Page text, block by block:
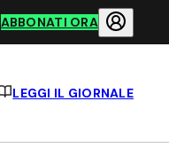
ABBONATI ORA
LEGGI IL GIORNALE